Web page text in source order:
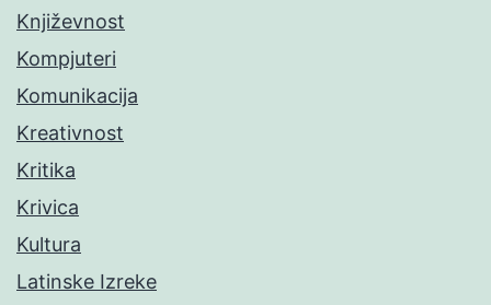
Književnost
Kompjuteri
Komunikacija
Kreativnost
Kritika
Krivica
Kultura
Latinske Izreke